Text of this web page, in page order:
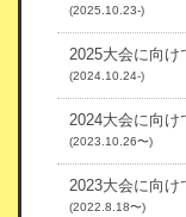
(2025.10.23-)
2025大会に向け
(2024.10.24-)
2024大会に向け
(2023.10.26〜)
2023大会に向け
(2022.8.18〜)